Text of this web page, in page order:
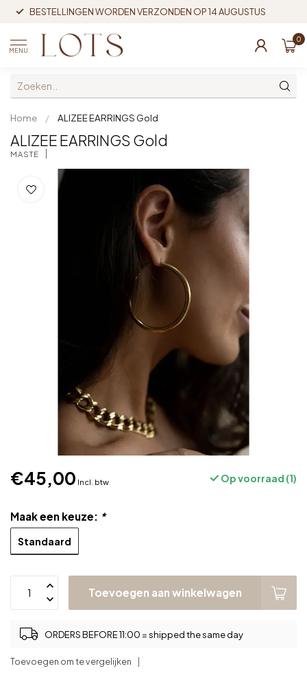
BESTELLINGEN WORDEN VERZONDEN OP 14 AUGUSTUS
MENU
0
Home / ALIZEE EARRINGS Gold
ALIZEE EARRINGS Gold
MASTÉ
€45,00 Incl. btw Op voorraad (1)
Maak een keuze: *
Standaard
Toevoegen aan winkelwagen
ORDERS BEFORE 11:00 = shipped the same day
Toevoegen om te vergelijken